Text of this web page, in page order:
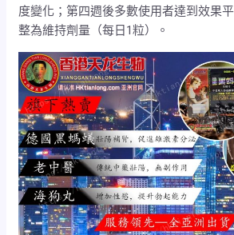
度變化；第四週後多數使用者達到效果
整為維持劑量（每日1粒）。